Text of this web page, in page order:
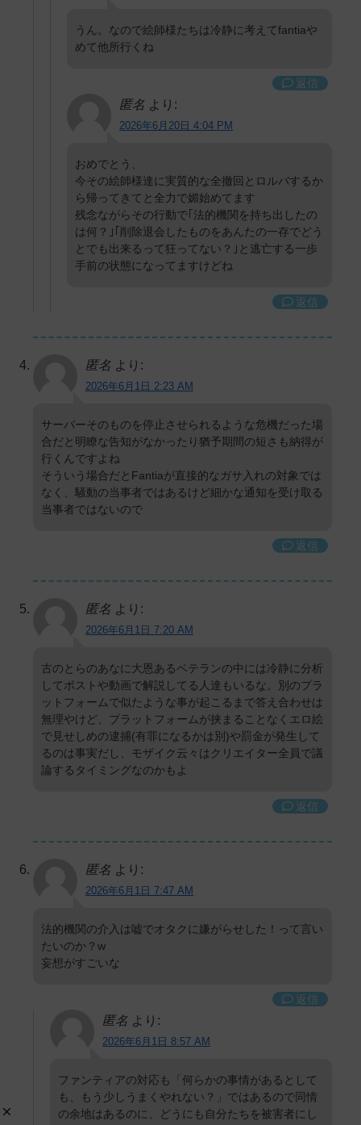
うん。なので絵師様たちは冷静に考えてfantiaや
めて他所行くね
返信
匿名 より:
2026年6月20日 4:04 PM
おめでとう、
今その絵師様達に実質的な全撤回とロルバするか
ら帰ってきてと全力で媚始めてます
残念ながらその行動で｢法的機関を持ち出したの
は何？｣｢削除退会したものをあんたの一存でどう
とでも出来るって狂ってない？｣と逃亡する一歩
手前の状態になってますけどね
返信
匿名 より:
2026年6月1日 2:23 AM
サーバーそのものを停止させられるような危機だった場
合だと明瞭な告知がなかったり猶予期間の短さも納得が
行くんですよね
そういう場合だとFantiaが直接的なガサ入れの対象では
なく、騒動の当事者ではあるけど細かな通知を受け取る
当事者ではないので
返信
匿名 より:
2026年6月1日 7:20 AM
古のとらのあなに大恩あるベテランの中には冷静に分析
してポストや動画で解説してる人達もいるな。別のプラ
ットフォームで似たような事が起こるまで答え合わせは
無理やけど、プラットフォームが挟まることなくエロ絵
で見せしめの逮捕(有罪になるかは別)や罰金が発生して
るのは事実だし、モザイク云々はクリエイター全員で議
論するタイミングなのかもよ
返信
匿名 より:
2026年6月1日 7:47 AM
法的機関の介入は嘘でオタクに嫌がらせした！って言い
たいのか？w
妄想がすごいな
返信
匿名 より:
2026年6月1日 8:57 AM
ファンティアの対応も「何らかの事情があるとして
も、もう少しうまくやれない？」ではあるので同情
の余地はあるのに、どうにも自分たちを被害者にし